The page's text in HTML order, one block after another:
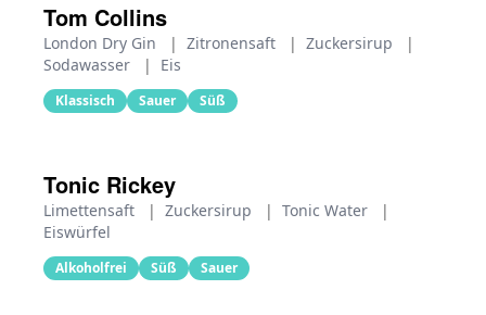
Tom Collins
London Dry Gin | Zitronensaft | Zuckersirup
|
Sodawasser
| Eis
Klassisch Sauer Süß
Tonic Rickey
Limettensaft | Zuckersirup | Tonic Water
|
Eiswürfel
Alkoholfrei Süß Sauer